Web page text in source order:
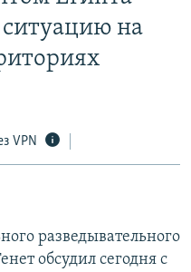
на
VPN
разведывательного
обсудил сегодня с